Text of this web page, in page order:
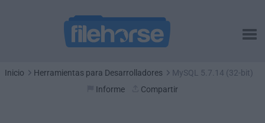
Inicio Herramientas para Desarrolladores
MySQL 5.7.14 (32-bit)
Informe
Compartir